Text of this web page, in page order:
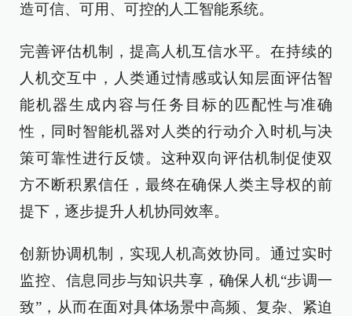
造可信、可用、可控的人工智能系统。
完善评估机制，提高人机互信水平。在持续的
人机交互中，人类通过情感或认知层面评估智
能机器生成内容与任务目标的匹配性与准确
性，同时智能机器对人类的行动介入时机与决
策可靠性进行反馈。这种双向评估机制促使双
方不断积累信任，最终在确保人类主导权的前
提下，逐步提升人机协同效率。
创新协调机制，实现人机高效协同。通过实时
监控、信息同步与知识共享，确保人机“步调一
致”，从而在面对具体场景中高频、复杂、紧迫